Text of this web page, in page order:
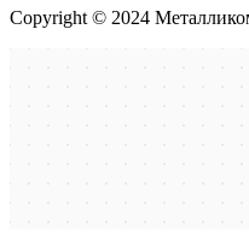
Copyright © 2024